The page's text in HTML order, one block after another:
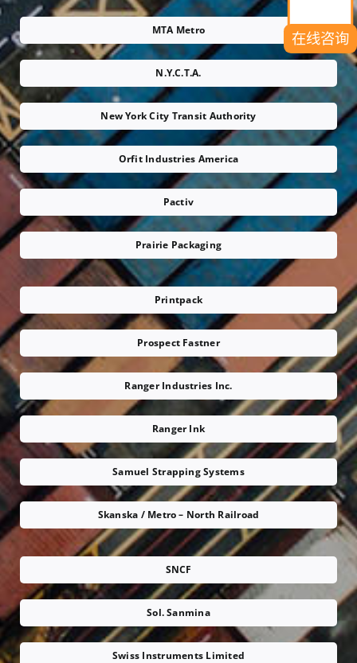
MTA Metro
N.Y.C.T.A.
New York City Transit Authority
Orfit Industries America
Pactiv
Prairie Packaging
Printpack
Prospect Fastner
Ranger Industries Inc.
Ranger Ink
Samuel Strapping Systems
Skanska / Metro – North Railroad
SNCF
Sol. Sanmina
Swiss Instruments Limited
在线咨询